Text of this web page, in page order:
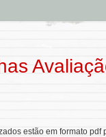
estão em formato pdf